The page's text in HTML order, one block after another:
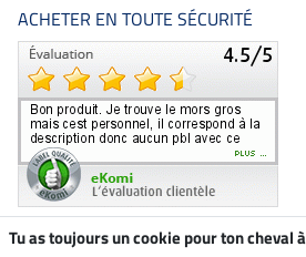
ACHETER EN TOUTE SÉCURITÉ
Tu as toujours un cookie pour ton cheval